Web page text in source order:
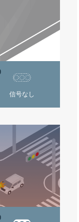
信号なし